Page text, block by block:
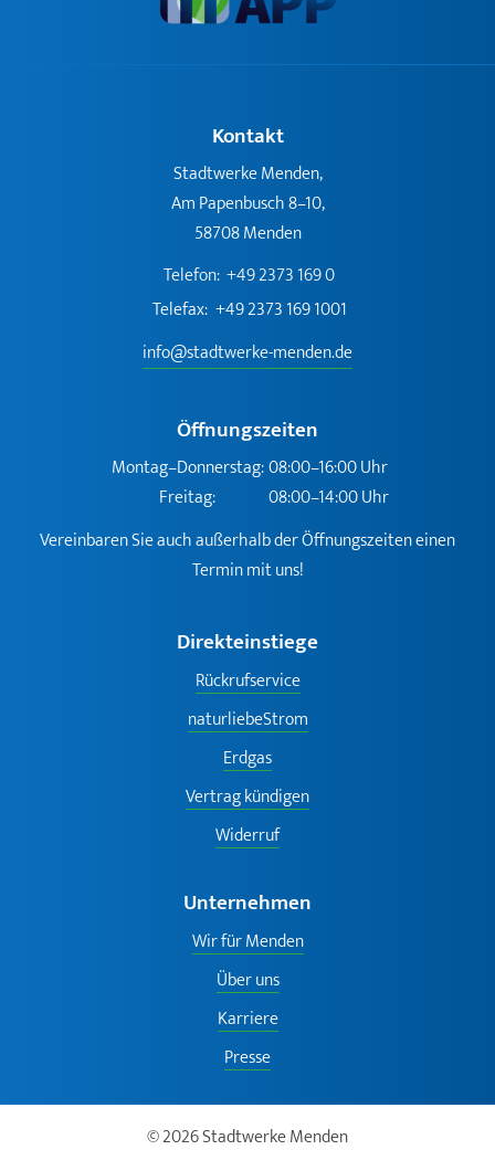
Kontakt
Stadtwerke Menden,
Am Papenbusch 8–10,
58708 Menden
Telefon: +49 2373 169 0
Telefax: +49 2373 169 1001
info@stadtwerke-menden.de
Öffnungszeiten
Montag–Donnerstag:08:00–16:00 Uhr
Freitag:
08:00–14:00 Uhr
Vereinbaren Sie auch außerhalb der Öffnungszeiten einen
Termin mit uns!
Direkteinstiege
Rückrufservice
naturliebeStrom
Erdgas
Vertrag kündigen
Widerruf
Unternehmen
Wir für Menden
Über uns
Karriere
Presse
© 2026 Stadtwerke Menden